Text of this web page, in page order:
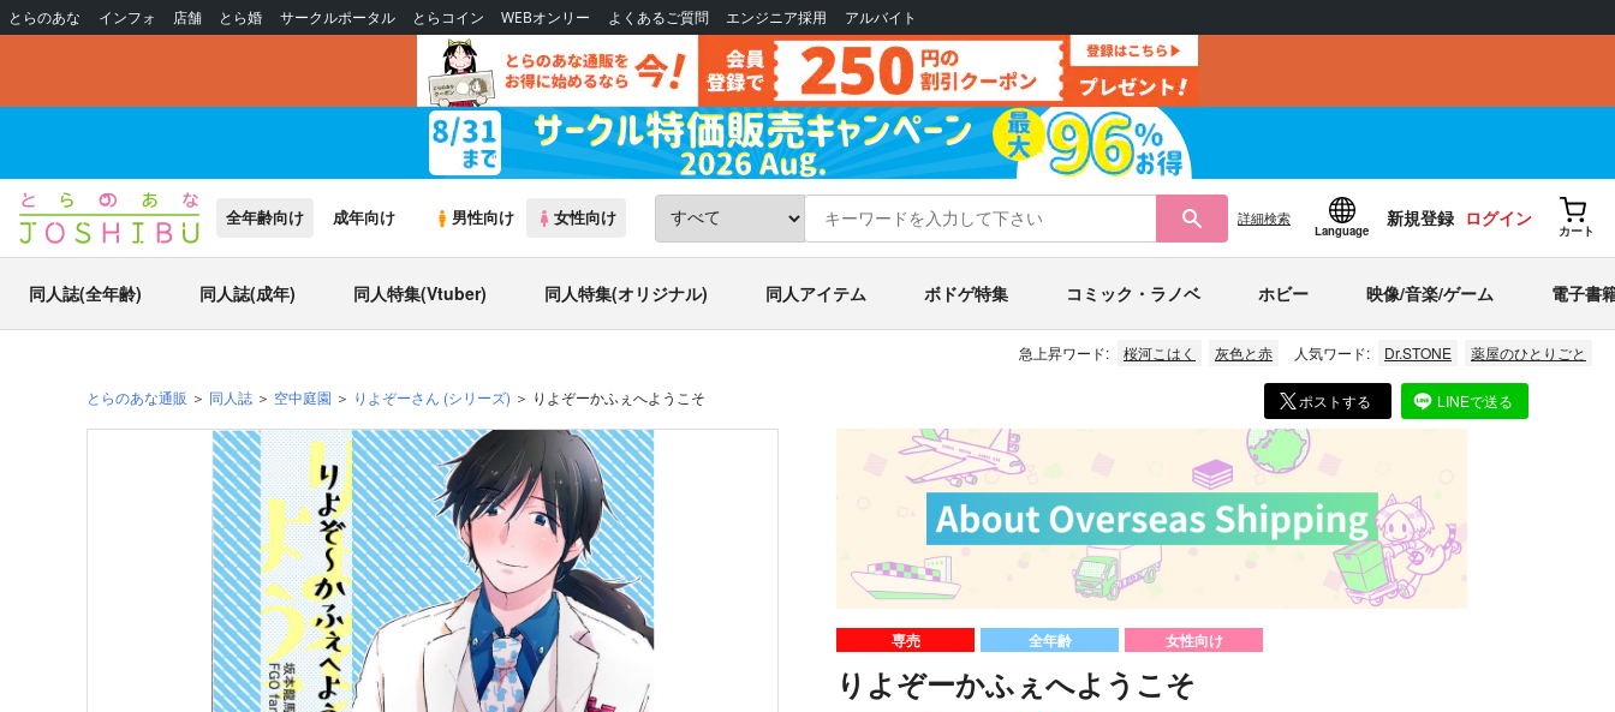
とらのあな インフォ 店舗 とら婚 サークルポータル とらコイン WEBオンリー よくあるご質問 エンジニア採用 アルバイト
全年齢向け 成年向け 男性向け 女性向け 詳細検索
Language
新規登録 ログイン
カート
同人誌(全年齢) 同人誌(成年) 同人特集(Vtuber) 同人特集(オリジナル) 同人アイテム ボドゲ特集 コミック・ラノベ ホビー 映像/音楽/ゲーム 電子書
急上昇ワード: 桜河こはく 灰色と赤 人気ワード: Dr.STONE 薬屋のひとりごと
とらのあな通販 同人誌 空中庭園 りよぞーさん (シリーズ) りよぞーかふぇへようこそ ポストする LINEで送る
専売 全年齢 女性向け
りよぞーかふぇへようこそ